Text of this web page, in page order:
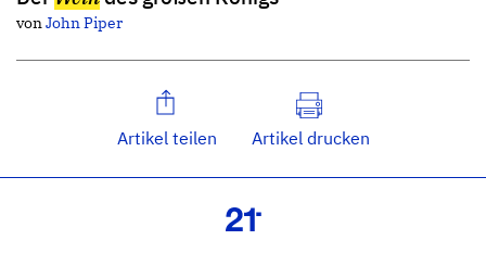
vonJohn Piper
Artikel teilen Artikel drucken